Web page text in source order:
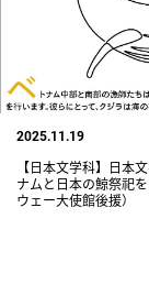
2025.11.19
【日本文学科】日本
ナムと日本の鯨祭祀
ウェー大使館後援）